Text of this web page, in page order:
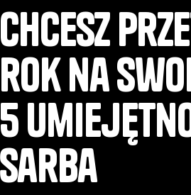
Chcesz
rok na
5
Sarba